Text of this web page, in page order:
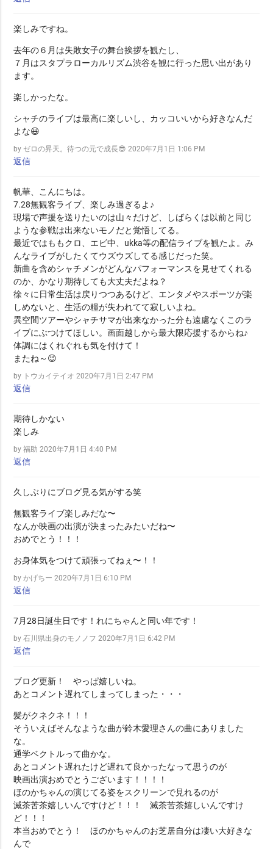
楽しみですね。
去年の６月は失敗女子の舞台挨拶を観たし、
７月はスタプラローカルリズム渋谷を観に行った思い出があり
ます。
楽しかったな。
シャチのライブは最高に楽しいし、カッコいいから好きなんだ
よな😃
by ゼロの昇天。待つの元で成長😎 2020年7月1日 1:06 PM
返信
帆華、こんにちは。
7.28無観客ライブ、楽しみ過ぎるよ♪
現場で声援を送りたいのは山々だけど、しばらくは以前と同じ
ような参戦は出来ないモノだと覚悟してる。
最近ではももクロ、エビ中、ukka等の配信ライブを観たよ。み
んなライブがしたくてウズウズしてる感じだった笑。
新曲を含めシャチメンがどんなパフォーマンスを見せてくれる
のか、かなり期待しても大丈夫だよね？
徐々に日常生活は戻りつつあるけど、エンタメやスポーツが楽
しめないと、生活の糧が失われてて寂しいよね。
異空間ツアーやシャチサマが出来なかった分も遠慮なくこのラ
イブにぶつけてほしい。画面越しから最大限応援するからね♪
体調にはくれぐれも気を付けて！
またね～😉
by トウカイテイオ 2020年7月1日 2:47 PM
返信
期待しかない
楽しみ
by 福助 2020年7月1日 4:40 PM
返信
久しぶりにブログ見る気がする笑
無観客ライブ楽しみだな〜
なんか映画の出演が決まったみたいだね〜
おめでとう！！！
お身体気をつけて頑張ってねぇ〜！！
by かげちー 2020年7月1日 6:10 PM
返信
7月28日誕生日です！れにちゃんと同い年です！
by 石川県出身のモノノフ 2020年7月1日 6:42 PM
返信
ブログ更新！ やっぱ嬉しいね。
あとコメント遅れてしまってしまった・・・
髪がクネクネ！！！
そういえばそんなような曲が鈴木愛理さんの曲にありました
な。
通学ベクトルって曲かな。
あとコメント遅れたけど遅れて良かったなって思うのが
映画出演おめでとうございます！！！！
ほのかちゃんの演じてる姿をスクリーンで見れるのが
滅茶苦茶嬉しいんですけど！！！ 滅茶苦茶嬉しいんですけ
ど！！！
本当おめでとう！ ほのかちゃんのお芝居自分は凄い大好きな
んで